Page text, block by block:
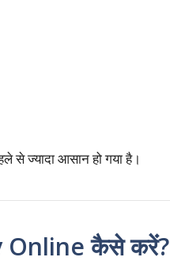
से ज्यादा आसान हो गया है।
Online कैसे करें?